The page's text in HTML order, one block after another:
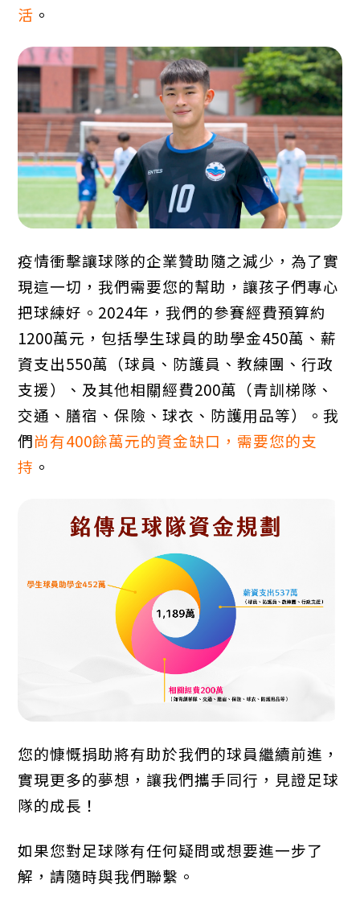
活 。
疫情衝擊讓球隊的企業贊助隨之減少，為了實
現這一切，我們需要您的幫助，讓孩子們專心
把球練好。2024年，我們的參賽經費預算約
1200萬元，包括學生球員的助學金450萬、薪
資支出550萬（球員、防護員、教練團、行政
支援）、及其他相關經費200萬（青訓梯隊、
交通、膳宿、保險、球衣、防護用品等）。我
們尚有400餘萬元的資金缺口，需要您的支
持 。
您的慷慨捐助將有助於我們的球員繼續前進，
實現更多的夢想，讓我們攜手同行，見證足球
隊的成長！
如果您對足球隊有任何疑問或想要進一步了
解，請隨時與我們聯繫。